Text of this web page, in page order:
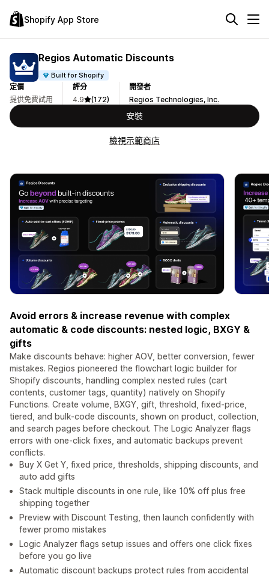
Shopify App Store
Regios Automatic Discounts
Built for Shopify
定價
提供免費試用
評分
4.9
(172)
開發者
Regios Technologies, Inc.
安裝
檢視示範商店
Avoid errors & increase revenue with complex
automatic & code discounts: nested logic, BXGY &
gifts
Make discounts behave: higher AOV, better conversion, fewer
mistakes. Regios pioneered the flowchart logic builder for
Shopify discounts, handling complex nested rules (cart
contents, customer tags, quantity) natively on Shopify
Functions. Create volume, BXGY, gift, threshold, fixed-price,
tiered, and bulk-code discounts, shown on product, collection,
and search pages before checkout. The Logic Analyzer flags
errors with one-click fixes, and automatic backups prevent
conflicts.
Buy X Get Y, fixed price, thresholds, shipping discounts, and
auto add gifts
Stack multiple discounts in one rule, like 10% off plus free
shipping together
Preview with Discount Testing, then launch confidently with
fewer promo mistakes
Logic Analyzer flags setup issues and offers one click fixes
before you go live
Automatic discount backups protect rules from accidental